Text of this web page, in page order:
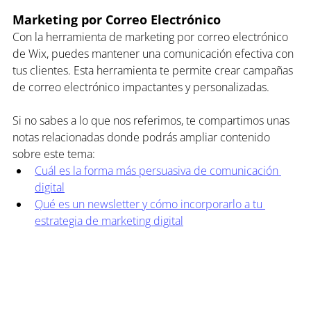
Marketing por Correo Electrónico
Con la herramienta de marketing por correo electrónico
de Wix, puedes mantener una comunicación efectiva con
tus clientes. Esta herramienta te permite crear campañas
de correo electrónico impactantes y personalizadas.
Si no sabes a lo que nos referimos, te compartimos unas
notas relacionadas donde podrás ampliar contenido
sobre este tema:
Cuál es la forma más persuasiva de comunicación
digital
Qué es un newsletter y cómo incorporarlo a tu
estrategia de marketing digital